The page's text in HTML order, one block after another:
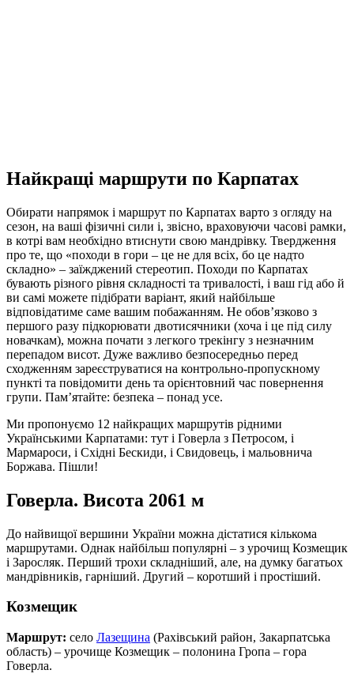
Найкращі маршрути по Карпатах
Обирати напрямок і маршрут по Карпатах варто з огляду на
сезон, на ваші фізичні сили і, звісно, враховуючи часові рамки,
в котрі вам необхідно втиснути свою мандрівку. Твердження
про те, що «походи в гори – це не для всіх, бо це надто
складно» – заїжджений стереотип. Походи по Карпатах
бувають різного рівня складності та тривалості, і ваш гід або й
ви самі можете підібрати варіант, який найбільше
відповідатиме саме вашим побажанням. Не обов’язково з
першого разу підкорювати двотисячники (хоча і це під силу
новачкам), можна почати з легкого трекінгу з незначним
перепадом висот. Дуже важливо безпосередньо перед
сходженням зареєструватися на контрольно-пропускному
пункті та повідомити день та орієнтовний час повернення
групи. Пам’ятайте: безпека – понад усе.
Ми пропонуємо 12 найкращих маршрутів рідними
Українськими Карпатами: тут і Говерла з Петросом, і
Мармароси, і Східні Бескиди, і Свидовець, і мальовнича
Боржава. Пішли!
Говерла. Висота 2061 м
До найвищої вершини України можна дістатися кількома
маршрутами. Однак найбільш популярні – з урочищ Козмещик
і Заросляк. Перший трохи складніший, але, на думку багатьох
мандрівників, гарніший. Другий – коротший і простіший.
Козмещик
Маршрут: село Лазещина (Рахівський район, Закарпатська
область) – урочище Козмещик – полонина Гропа – гора
Говерла.